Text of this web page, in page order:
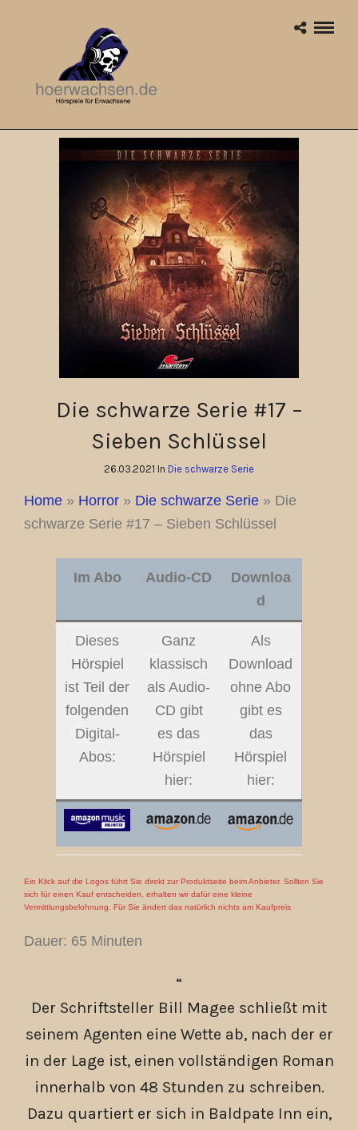
Die schwarze Serie #17 –
Sieben Schlüssel
26.03.2021 In Die schwarze Serie
Home » Horror » Die schwarze Serie » Die
schwarze Serie #17 – Sieben Schlüssel
Im Abo Audio-CD
Downloa
d
Dieses
Hörspiel
ist Teil der
folgenden
Digital-
Abos:
Ganz
klassisch
als Audio-
CD gibt
es das
Hörspiel
hier:
Als
Download
ohne Abo
gibt es
das
Hörspiel
hier:
Ein Klick auf die Logos führt Sie direkt zur Produktseite beim Anbieter. Sollten Sie
sich für einen Kauf entscheiden, erhalten wir dafür eine kleine
Vermittlungsbelohnung. Für Sie ändert das natürlich nichts am Kaufpreis
Dauer: 65 Minuten
Der Schriftsteller Bill Magee schließt mit
seinem Agenten eine Wette ab, nach der er
in der Lage ist, einen vollständigen Roman
innerhalb von 48 Stunden zu schreiben.
Dazu quartiert er sich in Baldpate Inn ein,